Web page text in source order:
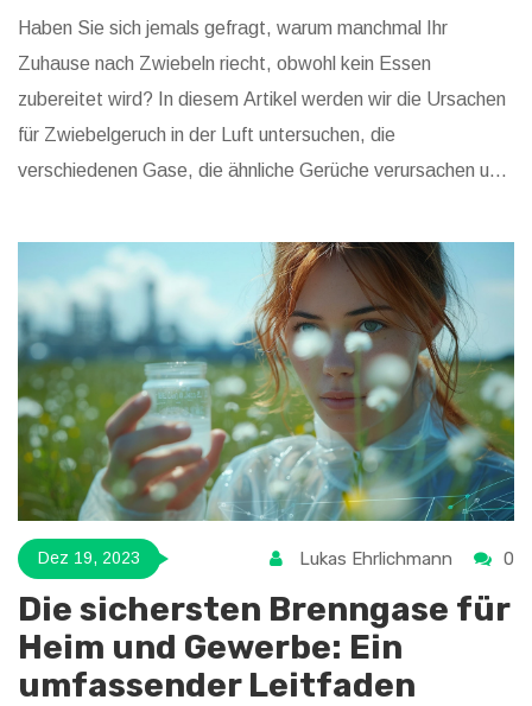
Haben Sie sich jemals gefragt, warum manchmal Ihr
Zuhause nach Zwiebeln riecht, obwohl kein Essen
zubereitet wird? In diesem Artikel werden wir die Ursachen
für Zwiebelgeruch in der Luft untersuchen, die
verschiedenen Gase, die ähnliche Gerüche verursachen und
Lüften und die Behebung dieser ungewöhnlichen Gerüche
gegeben. Zudem werden interessante Fakten zum Thema
Geruch und dessen Einfluss auf unser Wohlbefinden
erläutert.
Dez 19, 2023 Lukas Ehrlichmann 0
Die sichersten Brenngase für
Heim und Gewerbe: Ein
umfassender Leitfaden